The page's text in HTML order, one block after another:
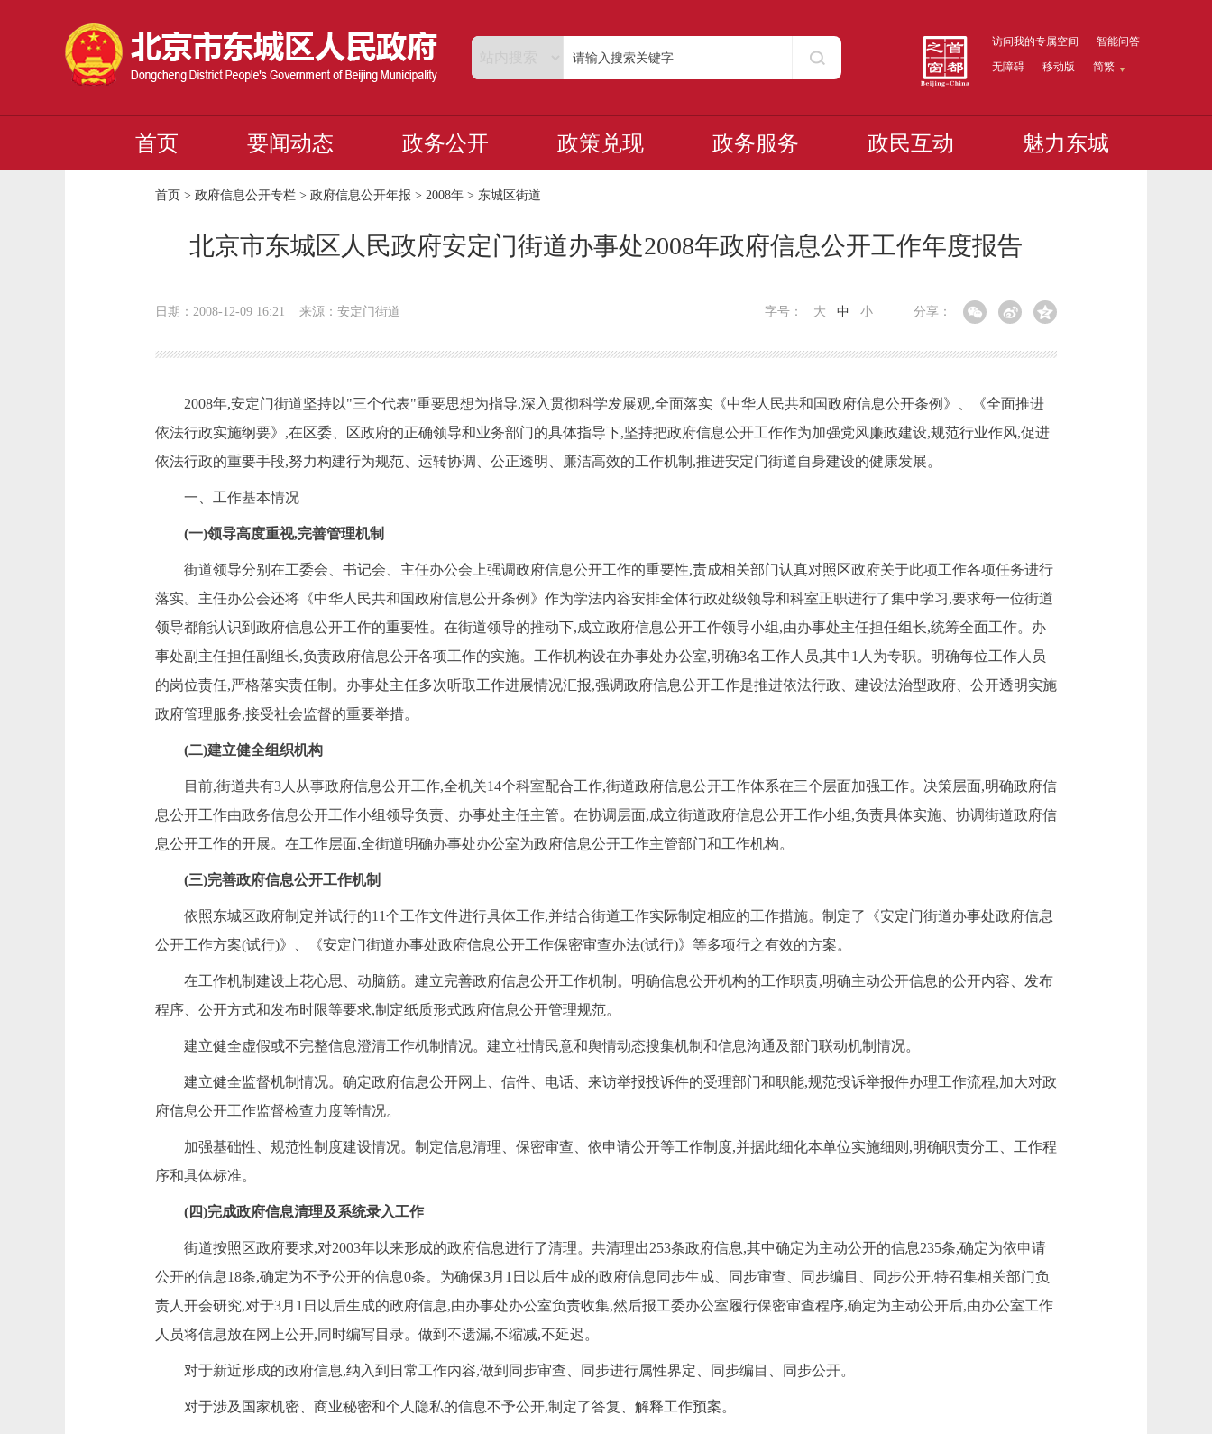
访问我的专属空间
智能问答
无障碍
移动版 简繁
首页 要闻动态 政务公开 政策兑现 政务服务 政民互动 魅力东城
首页 > 政府信息公开专栏 > 政府信息公开年报 > 2008年 > 东城区街道
北京市东城区人民政府安定门街道办事处2008年政府信息公开工作年度报告
日期：2008-12-09 16:21 来源：安定门街道 分享：
字号： 大 中 小
2008年,安定门街道坚持以"三个代表"重要思想为指导,深入贯彻科学发展观,全面落实《中华人民共和国政府信息公开条例》、《全面推进
依法行政实施纲要》,在区委、区政府的正确领导和业务部门的具体指导下,坚持把政府信息公开工作作为加强党风廉政建设,规范行业作风,促进
依法行政的重要手段,努力构建行为规范、运转协调、公正透明、廉洁高效的工作机制,推进安定门街道自身建设的健康发展。
一、工作基本情况
(一)领导高度重视,完善管理机制
街道领导分别在工委会、书记会、主任办公会上强调政府信息公开工作的重要性,责成相关部门认真对照区政府关于此项工作各项任务进行
落实。主任办公会还将《中华人民共和国政府信息公开条例》作为学法内容安排全体行政处级领导和科室正职进行了集中学习,要求每一位街道
领导都能认识到政府信息公开工作的重要性。在街道领导的推动下,成立政府信息公开工作领导小组,由办事处主任担任组长,统筹全面工作。办
事处副主任担任副组长,负责政府信息公开各项工作的实施。工作机构设在办事处办公室,明确3名工作人员,其中1 人为专职。明确每位工作人员
的岗位责任,严格落实责任制。办事处主任多次听取工作进展情况汇报,强调政府信息公开工作是推进依法行政、建设法治型政府、公开透明实施
政府管理服务,接受社会监督的重要举措。
(二)建立健全组织机构
目前,街道共有3 人从事政府信息公开工作,全机关14个科室配合工作,街道政府信息公开工作体系在三个层面加强工作。决策层面,明确政府信
息公开工作由政务信息公开工作小组领导负责、办事处主任主管。在协调层面,成立街道政府信息公开工作小组,负责具体实施、协调街道政府信
息公开工作的开展。在工作层面,全街道明确办事处办公室为政府信息公开工作主管部门和工作机构。
(三)完善政府信息公开工作机制
依照东城区政府制定并试行的11个工作文件进行具体工作,并结合街道工作实际制定相应的工作措施。制定了 《安定门街道办事处政府信息
公开工作方案(试行)》、《安定门街道办事处政府信息公开工作保密审查办法(试行)》等多项行之有效的方案。
在工作机制建设上花心思、动脑筋。 建立完善政府信息公开工作机制。明确信息公开机构的工作职责,明确主动公开信息的公开内容、发布
程序、公开方式和发布时限等要求,制定纸质形式政府信息公开管理规范。
建立健全虚假或不完整信息澄清工作机制情况。建立社情民意和舆情动态搜集机制和信息沟通及部门联动机制情况。
建立健全监督机制情况。确定政府信息公开网上、信件、电话、来访举报投诉件的受理部门和职能,规范投诉举报件办理工作流程,加大对政
府信息公开工作监督检查力度等情况。
加强基础性、规范性制度建设情况。制定信息清理、保密审查、依申请公开等工作制度,并据此细化本单位实施细则,明确职责分工、工作程
序和具体标准。
(四)完成政府信息清理及系统录入工作
街道按照区政府要求,对2003年以来形成的政府信息进行了清理。共清理出253条政府信息,其中确定为主动公开的信息235条,确定为依申请
公开的信息18条,确定为不予公开的信息0条。为确保3月 1 日以后生成的政府信息同步生成、同步审查、同步编目、同步公开,特召集相关部门负
责人开会研究,对于3月 1 日以后生成的政府信息,由办事处办公室负责收集,然后报工委办公室履行保密审查程序,确定为主动公开后,由办公室工作
人员将信息放在网上公开,同时编写目录。做到不遗漏,不缩减,不延迟。
对于新近形成的政府信息,纳入到日常工作内容,做到同步审查、同步进行属性界定、同步编目、同步公开。
对于涉及国家机密、商业秘密和个人隐私的信息不予公开,制定了答复、解释工作预案。